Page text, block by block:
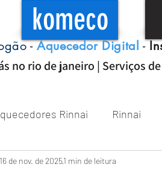
komeco
-Aquecedor Digital -
no rio de janeiro | Serviços
Rinnai Rinnai
de Rio de janeiro
16 de nov. de 20251 min de leitura